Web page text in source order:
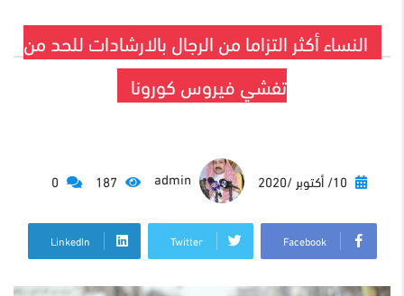
النساء أكثر التزاما من الرجال بالارشادات للحد من
تفشي فيروس كورونا
Facebook
Twitter
LinkedIn